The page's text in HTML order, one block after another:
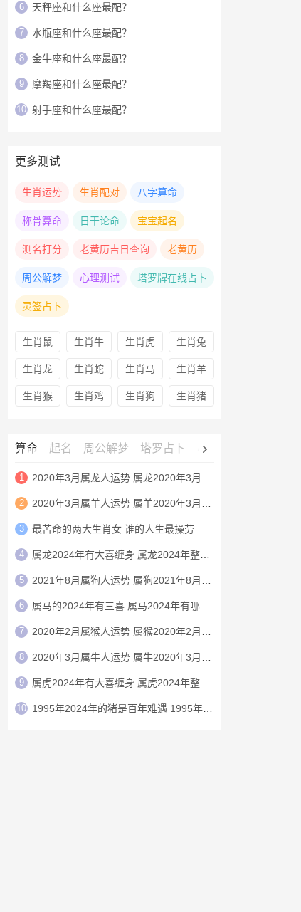
6 天秤座和什么座最配？
7 水瓶座和什么座最配？
8 金牛座和什么座最配？
9 摩羯座和什么座最配？
10 射手座和什么座最配？
更多测试
生肖运势 生肖配对 八字算命
称骨算命 日干论命 宝宝起名
测名打分 老黄历吉日查询 老黄历
周公解梦 心理测试 塔罗牌在线占卜
灵签占卜
生肖鼠 生肖牛 生肖虎 生肖兔
生肖龙 生肖蛇 生肖马 生肖羊
生肖猴 生肖鸡 生肖狗 生肖猪
算命 起名 周公解梦 塔罗占卜 心理测试
1 2020年3月属龙人运势 属龙2020年3月运程
2 2020年3月属羊人运势 属羊2020年3月运程
3 最苦命的两大生肖女 谁的人生最操劳
4 属龙2024年有大喜缠身 属龙2024年整体运势
5 2021年8月属狗人运势 属狗2021年8月运程
6 属马的2024年有三喜 属马2024年有哪三喜
7 2020年2月属猴人运势 属猴2020年2月运程
8 2020年3月属牛人运势 属牛2020年3月运程
9 属虎2024年有大喜缠身 属虎2024年整体运势
10 1995年2024年的猪是百年难遇 1995年2024年猪运势如何